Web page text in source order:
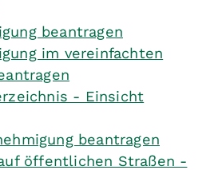
beantragen
im vereinfachten
- Einsicht
beantragen
öffentlichen Straßen -